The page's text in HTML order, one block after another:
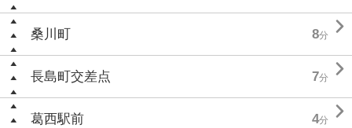
桑川町 8分 
長島町交差点 7分 
葛西駅前 4分 